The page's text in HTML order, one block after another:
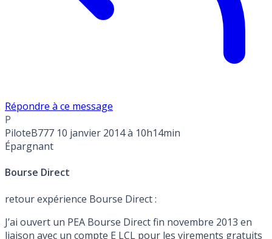
Répondre à ce message
P
PiloteB777 10 janvier 2014 à 10h14min
Épargnant
Bourse Direct
retour expérience Bourse Direct :
J’ai ouvert un PEA Bourse Direct fin novembre 2013 en
liaison avec un compte E LCL pour les virements gratuits